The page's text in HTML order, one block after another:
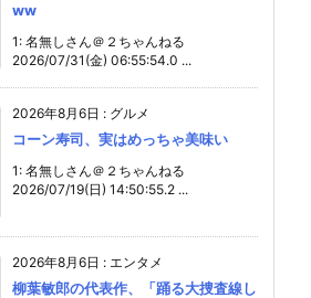
ww
1: 名無しさん＠２ちゃんねる
2026/07/31(金) 06:55:54.0 ...
2026年8月6日 : グルメ
コーン寿司、実はめっちゃ美味い
1: 名無しさん＠２ちゃんねる
2026/07/19(日) 14:50:55.2 ...
2026年8月6日 : エンタメ
柳葉敏郎の代表作、「踊る大捜査線し